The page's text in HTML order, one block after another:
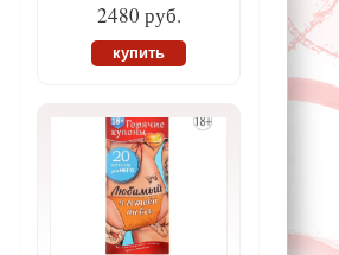
2480 руб.
купить